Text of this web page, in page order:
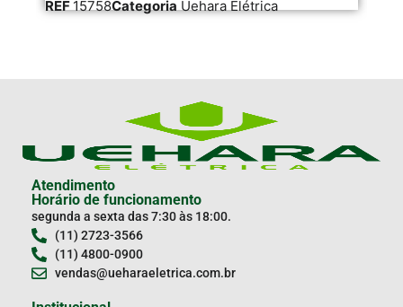
REF 15758Categoria Uehara Elétrica
Atendimento
Horário de funcionamento
segunda a sexta das 7:30 às 18:00.
(11) 2723-3566
(11) 4800-0900
vendas@ueharaeletrica.com.br